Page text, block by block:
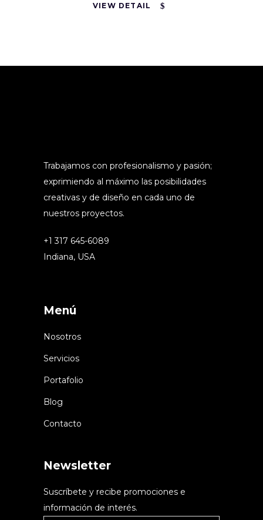
VIEW DETAIL
Trabajamos con profesionalismo y pasión;
exprimiendo al máximo las posibilidades
creativas y de diseño en cada uno de
nuestros proyectos.
+1 317 645-6089
Indiana, USA
Menú
Nosotros
Servicios
Portafolio
Blog
Contacto
Newsletter
Suscríbete y recibe promociones e
información de interés.